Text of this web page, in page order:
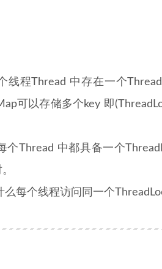
线程Thread 中存在一个
可以存储多个key 即
个Thread 中都具备一个
每个线程访问同一个